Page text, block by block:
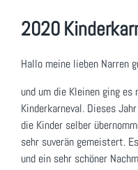
2020
Hallo meine lieben Narren
und um die Kleinen ging
Kinderkarneval. Dieses
die Kinder selber
sehr suverän gemeistert.
und ein sehr schöner